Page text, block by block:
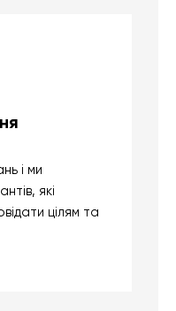
і ми
які
цілям та